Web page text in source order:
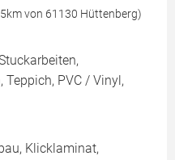
von 61130 Hüttenberg)
Teppich, PVC / Vinyl,
Klicklaminat,